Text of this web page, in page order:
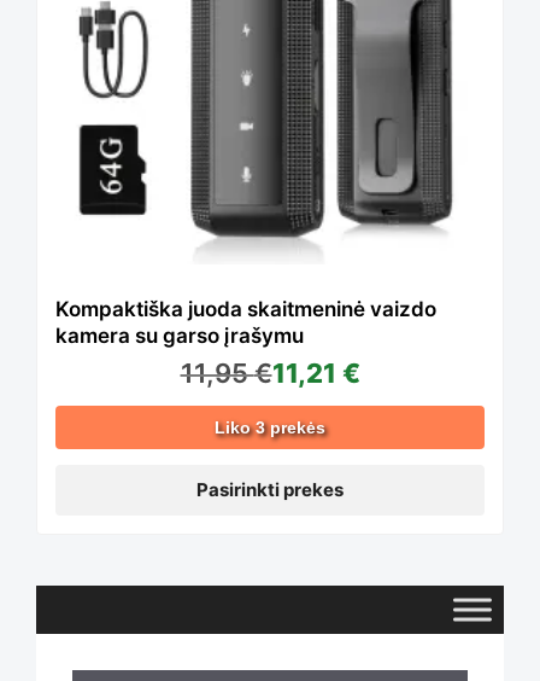
Kompaktiška juoda skaitmeninė vaizdo
kamera su garso įrašymu
11,95€11,21 €
Liko 3 prekės
Pasirinkti prekes
has
multiple
variants.
The
options
be
chosen